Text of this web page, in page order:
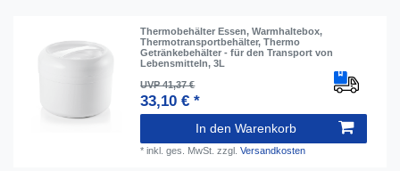
Thermobehälter Essen, Warmhaltebox,
Thermotransportbehälter, Thermo
Getränkebehälter - für den Transport von
Lebensmitteln, 3L
UVP 41,37 €
33,10 € *
In den Warenkorb
*inkl. ges. MwSt. zzgl.Versandkosten